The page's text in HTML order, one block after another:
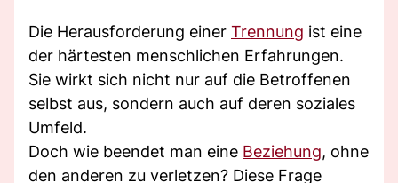
Die Herausforderung einer Trennung ist eine
der härtesten menschlichen Erfahrungen.
Sie wirkt sich nicht nur auf die Betroffenen
selbst aus, sondern auch auf deren soziales
Umfeld.
Doch wie beendet man eine Beziehung, ohne
den anderen zu verletzen? Diese Frage